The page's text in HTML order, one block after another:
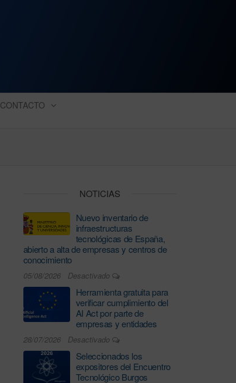
CONTACTO
NOTICIAS
Nuevo inventario de
infraestructuras
tecnológicas de España,
abierto a alta de empresas y centros de
conocimiento
05/08/2026 Desactivado
Herramienta gratuita para
verificar cumplimiento del
AI Act por parte de
empresas y entidades
28/07/2026 Desactivado
Seleccionados los
expositores del Encuentro
Tecnológico Burgos